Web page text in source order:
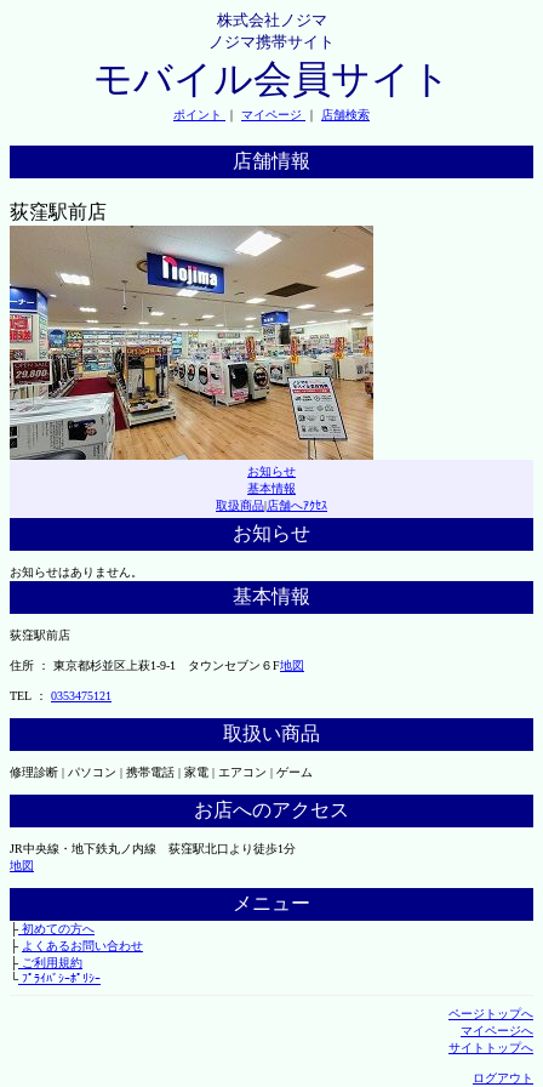
株式会社ノジマ
ノジマ携帯サイト
モバイル会員サイト
ポイント ｜ マイページ ｜ 店舗検索
店舗情報
荻窪駅前店
お知らせ
基本情報
取扱商品|店舗へｱｸｾｽ
お知らせ
お知らせはありません。
基本情報
荻窪駅前店
住所 ： 東京都杉並区上萩1-9-1 タウンセブン６F地図
TEL ： 0353475121
取扱い商品
修理診断 | パソコン | 携帯電話 | 家電 | エアコン | ゲーム
お店へのアクセス
JR中央線・地下鉄丸ノ内線 荻窪駅北口より徒歩1分
地図
メニュー
├初めての方へ
├ よくあるお問い合わせ
├ご利用規約
└ﾌﾟﾗｲﾊﾞｼｰﾎﾟﾘｼｰ
ページトップへ
マイページへ
サイトトップへ
ログアウト